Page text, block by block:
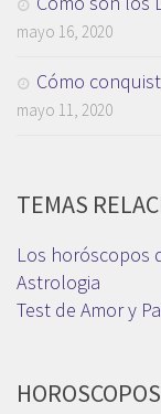
mayo 16, 2020
Cómo
mayo 11, 2020
TEMAS
Los horóscopos
Astrologia
Test de Amor y